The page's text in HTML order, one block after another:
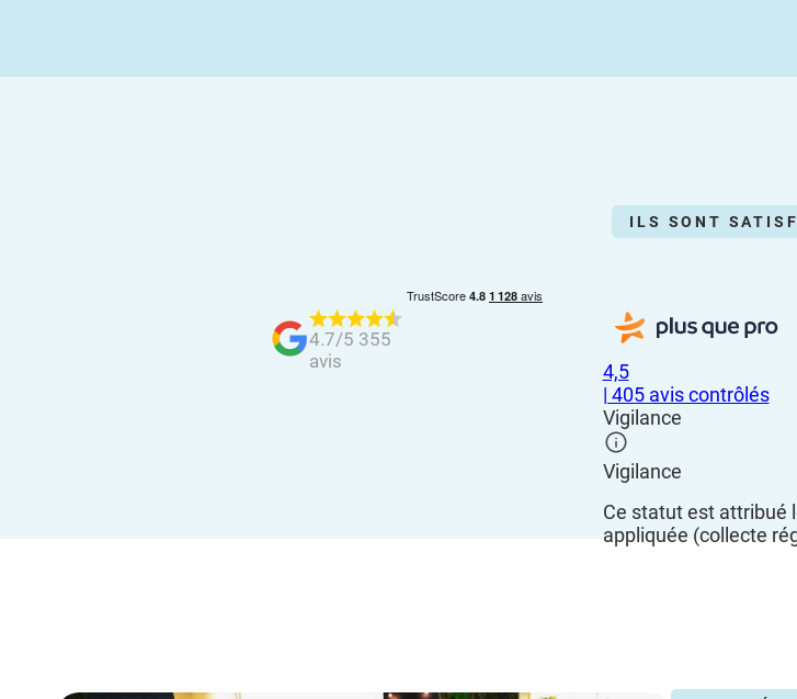
ILS SONT
4.7/5 355
avis
4,5
| 405 avis contrôlés
Vigilance
Vigilance
Ce statut est attribué
appliquée (collecte